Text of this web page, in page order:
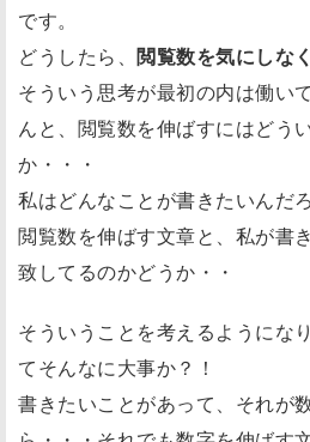
です。
どうしたら、 閲覧数を気にしな
そういう思考が最初の内は働い
んと、閲覧数を伸ばすにはどう
か・・・
私はどんなことが書きたいんだ
閲覧数を伸ばす文章と、私が書
致してるのかどうか・・
そういうことを考えるようにな
てそんなに大事か？！
書きたいことがあって、それが